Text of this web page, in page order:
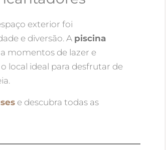
exterior foi
e diversão. A piscina
momentos de lazer e
local ideal para desfrutar de
e descubra todas as